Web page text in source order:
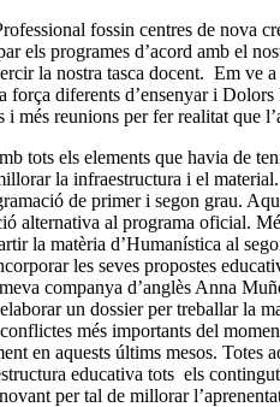
fossin centres de
els programes d’acord amb el
la nostra tasca docent. Em ve
força diferents d’ensenyar i
més reunions per fer realitat que
tots els elements que havia de
la infraestructura i el
de primer i segon grau.
alternativa al programa oficial.
la matèria d’Humanística al
les seves propostes
companya d’anglès Anna
un dossier per treballar la
més importants del
en aquests últims mesos.
educativa tots els
per tal de millorar